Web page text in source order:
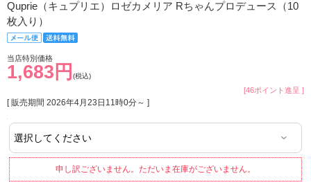
Quprie（キュプリエ）ロゼカメリア Rちゃんプロデュース（10
枚入り）
当店特別価格
1,683円 (税込)
[46ポイント進呈 ]
[ 販売期間 2026年4月23日11時0分～ ]
申し訳ございません。ただいま在庫がございません。